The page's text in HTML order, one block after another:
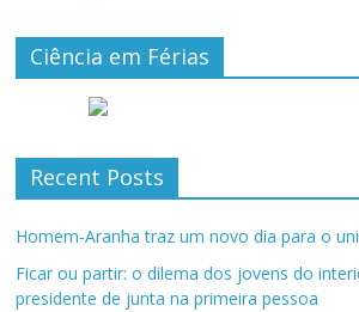
Ciência em Férias
Recent Posts
Homem-Aranha traz um novo dia para o
Ficar ou partir: o dilema dos jovens do
presidente de junta na primeira pessoa